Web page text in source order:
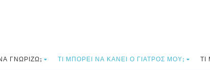
ΓΝΩΡΊΖΩ; ΤΙ ΜΠΟΡΕΊ ΝΑ ΚΆΝΕΙ Ο ΓΙΑΤΡΌΣ ΜΟΥ;